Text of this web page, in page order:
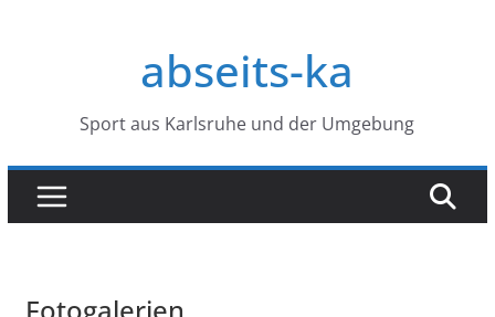
abseits-ka
Sport aus Karlsruhe und der Umgebung